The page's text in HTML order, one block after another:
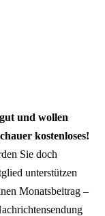
und wollen
kostenloses!
Sie doch
unterstützen
Monatsbeitrag –